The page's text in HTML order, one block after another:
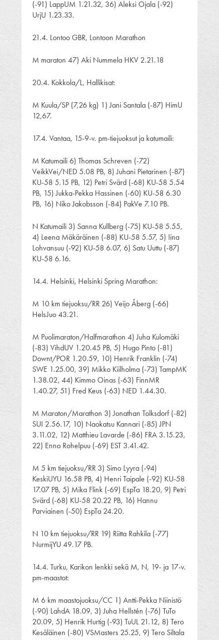
(-91) LappUM 1.21.32, 36) Aleksi Ojala (-92)
UrjU 1.23.33.
21.4. Lontoo GBR, Lontoon Marathon
M maraton 47) Aki Nummela HKV 2.21.18
20.4. Kokkola/L, Hallikisat:
M Kuula/SP (7,26 kg) 1) Jani Santala (-87) HimU
12,67.
17.4. Vantaa, 15-9-v. pm-tiejuoksut ja katumaili:
M Katumaili 6) Thomas Schreven (-72)
VeikkVei/NED 5.08 PB, 8) Juhani Pietarinen (-87)
KU-58 5.15 PB, 12) Petri Svärd (-68) KU-58 5.54
PB, 15) Jukka-Pekka Hassinen (-60) KU-58 6.30
PB, 16) Niko Jakobsson (-84) PakVe 7.10 PB.
N Katumaili 3) Sanna Kullberg (-75) KU-58 5.55,
4) Leena Mäkäräinen (-88) KU-58 5.57, 5) Iina
Lohvansuu (-92) KU-58 6.07, 6) Satu Uuttu (-87)
KU-58 6.16.
14.4. Helsinki, Helsinki Spring Marathon:
M 10 km tiejuoksu/RR 26) Veijo Åberg (-66)
HelsJuo 43.21.
M Puolimaraton/Halfmarathon 4) Juha Kulomäki
(-83) VihdUV 1.20.45 PB, 5) Hugo Pinto (-81)
Downt/POR 1.20.59, 10) Henrik Franklin (-74)
SWE 1.25.00, 39) Mikko Kiilholma (-73) TampMK
1.38.02, 44) Kimmo Oinas (-63) FinnMR
1.40.27, 51) Fred Keus (-63) NED 1.44.30.
M Maraton/Marathon 3) Jonathan Tolksdorf (-82)
SUI 2.56.17, 10) Naokatsu Kannari (-85) JPN
3.11.02, 12) Matthieu Lavarde (-86) FRA 3.15.23,
22) Enno Rohelpuu (-69) EST 3.41.42.
M 5 km tiejuoksu/RR 3) Simo Lyyra (-94)
KeskiUYU 16.58 PB, 4) Henri Taipale (-92) KU-58
17.07 PB, 5) Mika Flink (-69) EspTa 18.20, 9) Petri
Svärd (-68) KU-58 20.22 PB, 16) Hannu
Parviainen (-50) EspTa 24.20.
N 10 km tiejuoksu/RR 19) Riitta Rahkila (-77)
NurmijYU 49.17 PB.
14.4. Turku, Karikon lenkki sekä M, N, 19- ja 17-v.
pm-maastot:
M 6 km maastojuoksu/CC 1) Antti-Pekka Niinistö
(-90) LahdA 18.09, 3) Juha Hellstén (-76) TuTo
20.09, 5) Henrik Hurtig (-93) TuUL 21.12, 8) Tero
Kesäläinen (-80) VSMasters 25.25, 9) Tero Siltala